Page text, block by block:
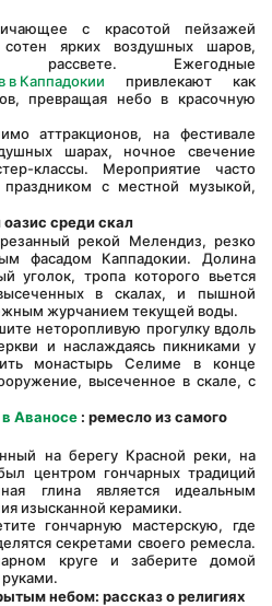
ярких воздушных шаров,
рассвете. Ежегодные
в Каппадокии привлекают как
превращая небо в красочную
аттракционов, на фестивале
шарах, ночное свечение
классы. Мероприятие часто
праздником с местной музыкой,
среди скал
фасадом Каппадокии. Долина
уголок, тропа которого вьется
в скалах, и пышной
журчанием текущей воды.
неторопливую прогулку вдоль
и наслаждаясь пикниками у
монастырь Селиме в конце
высеченное в скале, с
Аваносе : ремесло из самого
центром гончарных традиций
глина является идеальным
изысканной керамики.
гончарную мастерскую, где
секретами своего ремесла.
круге и заберите домой
небом: рассказ о религиях